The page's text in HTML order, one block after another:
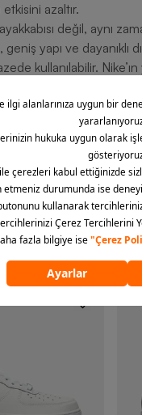
azaltır.
değil, aynı
yapı ve dayanıklı
kullanılabilir.
ve rahatlık